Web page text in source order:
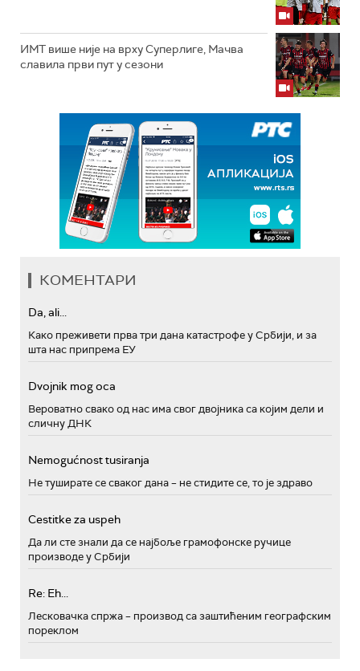
ИМТ више није на врху Суперлиге, Мачва
славила први пут у сезони
КОМЕНТАРИ
Da, ali...
Како преживети прва три дана катастрофе у Србији, и за
шта нас припрема ЕУ
Dvojnik mog oca
Вероватно свако од нас има свог двојника са којим дели и
сличну ДНК
Nemogućnost tusiranja
Не туширате се сваког дана – не стидите се, то је здраво
Cestitke za uspeh
Да ли сте знали да се најбоље грамофонске ручице
производе у Србији
Re: Eh...
Лесковачка спржа – производ са заштићеним географским
пореклом